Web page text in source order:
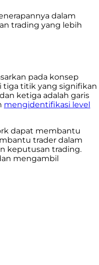
dalam
trading yang lebih
pada konsep
tiga titik yang signifikan
ketiga adalah garis
mengidentifikasi level
dapat membantu
trader dalam
keputusan trading.
mengambil